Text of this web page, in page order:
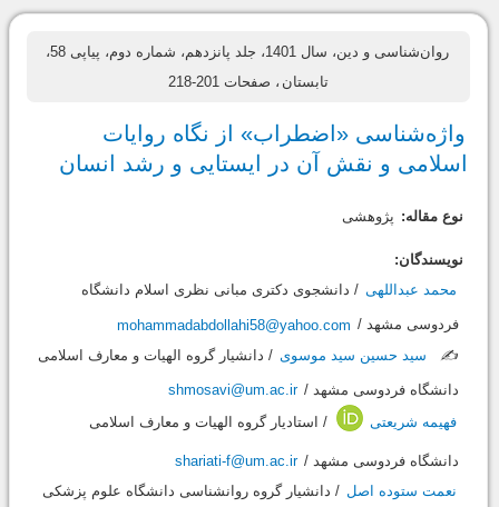
روان‌شناسی و دین، سال 1401، جلد پانزدهم، شماره دوم، پیاپی 58،
تابستان ، صفحات 201-218
واژه‌شناسی «اضطراب» از نگاه روایات
اسلامی و نقش آن در ایستایی و رشد انسان
نوع مقاله: پژوهشی
نویسندگان:
محمد عبداللهی / دانشجوی دکتری مبانی نظری اسلام دانشگاه
فردوسی مشهد / mohammadabdollahi58@yahoo.com
✍️
سید حسین سید موسوی / دانشیار گروه الهیات و معارف اسلامی
دانشگاه فردوسی مشهد / shmosavi@um.ac.ir
فهیمه شریعتی
/ استادیار گروه الهیات و معارف اسلامی
دانشگاه فردوسی مشهد / shariati-f@um.ac.ir
نعمت ستوده اصل / دانشیار گروه روانشناسی دانشگاه علوم پزشکی